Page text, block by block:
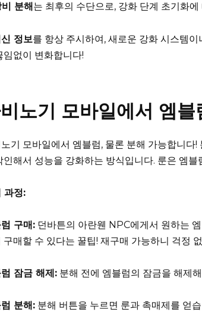
비 분해 는 최후의 수단으로, 강화 단계 초기화
정보를 항상 주시하여, 새로운 강화 시스템
임없이 변화합니다!
노기 모바일에서 엠
기 모바일에서 엠블럼, 물론 분해 가능합니다
인해서 성능을 강화하는 방식입니다. 룬은 엠
과정:
구매: 던바튼의 아란웬 NPC에게서 원하는
구매할 수 있다는 꿀팁! 재구매 가능하니 걱정
잠금 해제: 분해 전에 엠블럼의 잠금을 해제
분해: 분해 버튼을 누르면 룬과 촉매제를 얻